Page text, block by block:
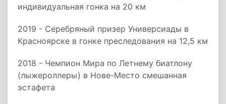
индивидуальная гонка на 20 км
2019 - Серебряный призер Универсиады в
Красноярске в гонке преследования на 12,5 км
2018 - Чемпион Мира по Летнему биатлону
(лыжероллеры) в Нове-Место смешанная
эстафета